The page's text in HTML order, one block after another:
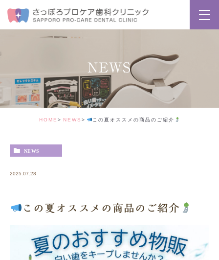
NEWS
HOME NEWS この夏オススメの商品のご紹介
NEWS
2025.07.28
この夏オススメの商品のご紹介